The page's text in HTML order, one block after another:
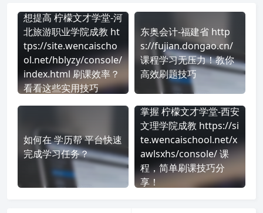
想提高 柠檬文才学堂-河
北旅游职业学院成教 ht
tps://site.wencaischo
ol.net/hblyzy/console/
index.html 刷课效率？
看看这些实用技巧
东奥会计-福建省 http
s://fujian.dongao.cn/
课程学习无压力！教你
高效刷题技巧
如何在 学历帮 平台快速
完成学习任务？
掌握 柠檬文才学堂-西安
文理学院成教 https://si
te.wencaischool.net/x
awlsxhs/console/ 课
程，简单刷课技巧分
享！